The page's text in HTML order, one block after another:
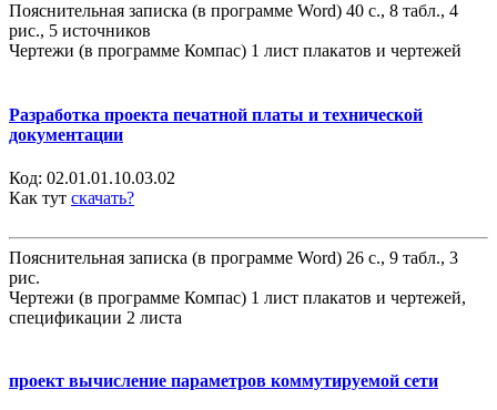
Пояснительная записка (в программе Word) 40 с., 8 табл., 4
рис., 5 источников
Чертежи (в программе Компас) 1 лист плакатов и чертежей
Разработка проекта печатной платы и технической
документации
Код: 02.01.01.10.03.02
Как тут скачать?
Пояснительная записка (в программе Word) 26 с., 9 табл., 3
рис.
Чертежи (в программе Компас) 1 лист плакатов и чертежей,
спецификации 2 листа
проект вычисление параметров коммутируемой сети